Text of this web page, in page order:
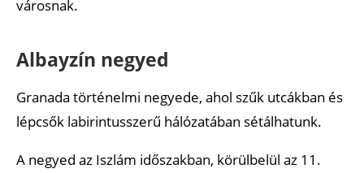
városnak.
Albayzín negyed
Granada történelmi negyede, ahol szűk utcákban és
lépcsők labirintusszerű hálózatában sétálhatunk.
A negyed az Iszlám időszakban, körülbelül az 11.